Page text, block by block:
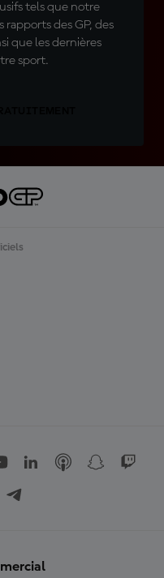
tels que notre
des GP, des
que les dernières
sport.